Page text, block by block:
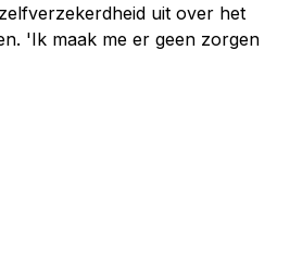
uit over het
'Ik maak me er geen zorgen